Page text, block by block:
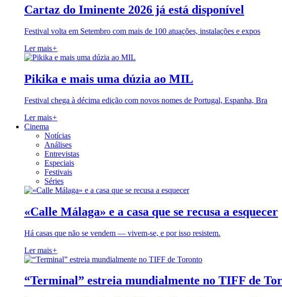
Cartaz do Iminente 2026 já está disponível
Festival volta em Setembro com mais de 100 atuações, instalações e expos
Ler mais+
Pikika e mais uma dúzia ao MIL
Festival chega à décima edição com novos nomes de Portugal, Espanha, Bra
Ler mais+
Cinema
Notícias
Análises
Entrevistas
Especiais
Festivais
Séries
«Calle Málaga» e a casa que se recusa a esquecer
Há casas que não se vendem — vivem-se, e por isso resistem.
Ler mais+
“Terminal” estreia mundialmente no TIFF de